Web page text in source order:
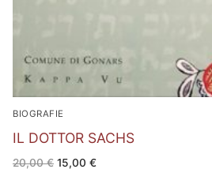
BIOGRAFIE
IL DOTTOR SACHS
20,00€ Il
15,00 €Il